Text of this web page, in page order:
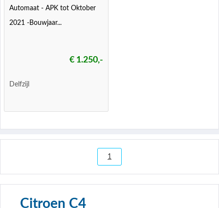
Automaat - APK tot Oktober
2021 -Bouwjaar...
€ 1.250,-
Delfzijl
1
Citroen C4